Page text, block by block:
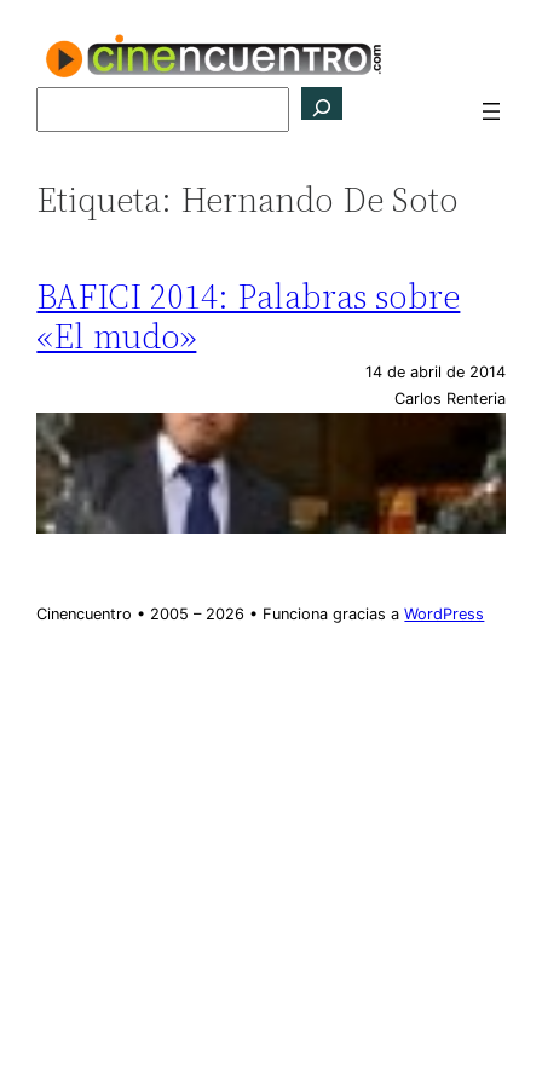
contenido
Etiqueta: Hernando De Soto
BAFICI 2014: Palabras sobre
«El mudo»
14 de abril de 2014
Carlos Renteria
Cinencuentro • 2005 – 2026 • Funciona gracias aWordPress